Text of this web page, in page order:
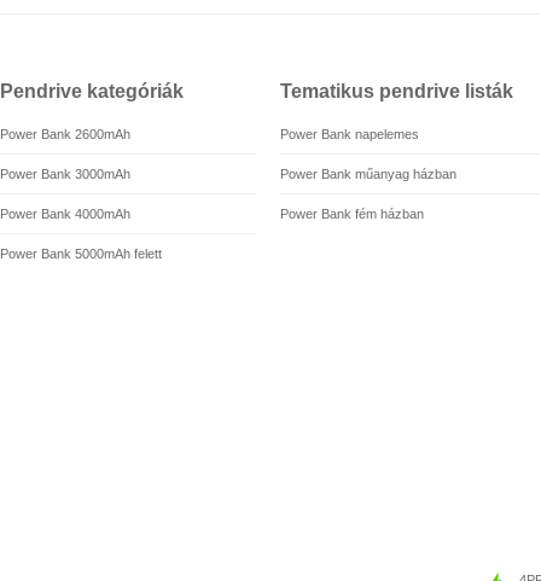
Pendrive kategóriák
Power Bank 2600mAh
Power Bank 3000mAh
Power Bank 4000mAh
Power Bank 5000mAh felett
Tematikus pendrive listák
Power Bank napelemes
Power Bank műanyag házban
Power Bank fém házban